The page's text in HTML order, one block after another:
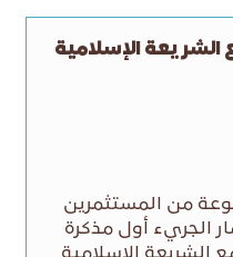
الإسلامية
من المستثمرين
الجريء أول مذكرة